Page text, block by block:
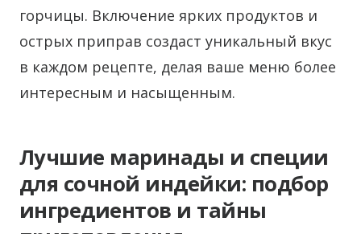
горчицы. Включение ярких продуктов и
острых приправ создаст уникальный вкус
в каждом рецепте, делая ваше меню более
интересным и насыщенным.
Лучшие маринады и специи
для сочной индейки: подбор
ингредиентов и тайны